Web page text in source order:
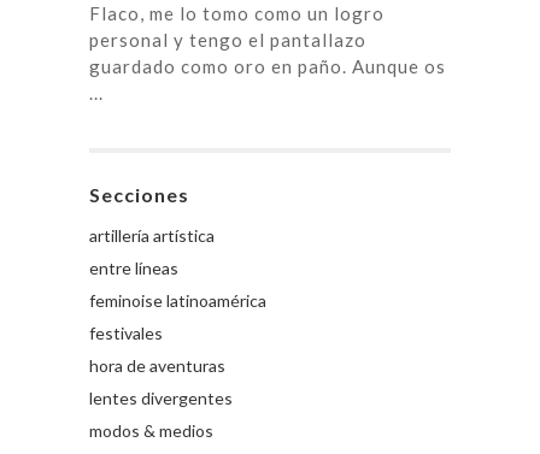
Flaco, me lo tomo como un logro
personal y tengo el pantallazo
guardado como oro en paño. Aunque os
...
Secciones
artillería artística
entre líneas
feminoise latinoamérica
festivales
hora de aventuras
lentes divergentes
modos & medios